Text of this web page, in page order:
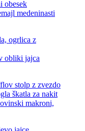
medeninasti
obliki jajca
makroni,